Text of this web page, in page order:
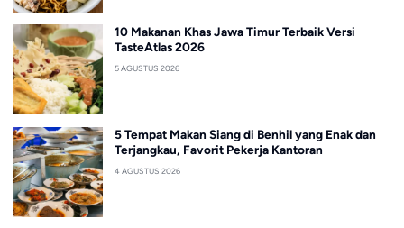
10 Makanan Khas Jawa Timur Terbaik Versi
TasteAtlas 2026
5 AGUSTUS 2026
5 Tempat Makan Siang di Benhil yang Enak dan
Terjangkau, Favorit Pekerja Kantoran
4 AGUSTUS 2026